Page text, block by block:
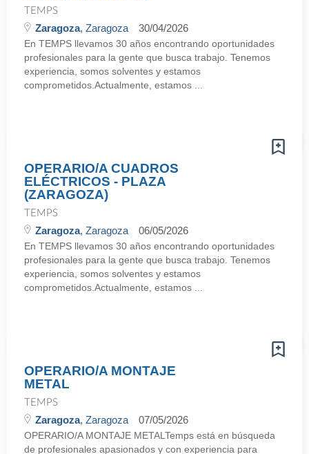
TEMPS
Zaragoza, Zaragoza 30/04/2026
En TEMPS llevamos 30 años encontrando oportunidades
profesionales para la gente que busca trabajo. Tenemos
experiencia, somos solventes y estamos
comprometidos.Actualmente, estamos ...
OPERARIO/A CUADROS
ELÉCTRICOS - PLAZA
(ZARAGOZA)
TEMPS
Zaragoza, Zaragoza 06/05/2026
En TEMPS llevamos 30 años encontrando oportunidades
profesionales para la gente que busca trabajo. Tenemos
experiencia, somos solventes y estamos
comprometidos.Actualmente, estamos ...
OPERARIO/A MONTAJE
METAL
TEMPS
Zaragoza, Zaragoza 07/05/2026
OPERARIO/A MONTAJE METALTemps está en búsqueda
de profesionales apasionados y con experiencia para